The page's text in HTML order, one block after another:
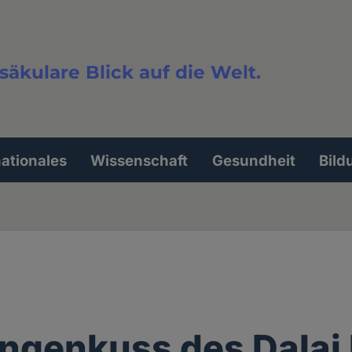
Blick auf die Welt.
Wissenschaft Gesundheit